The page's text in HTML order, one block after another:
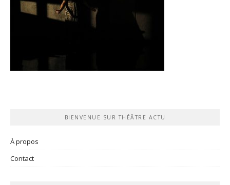
BIENVENUE SUR THÉÂTRE ACTU
À propos
Contact